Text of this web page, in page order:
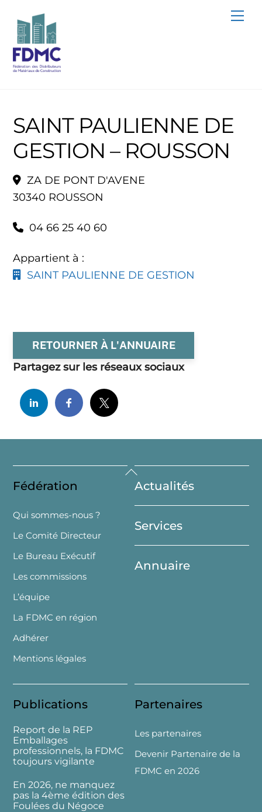
content
SAINT PAULIENNE DE
GESTION – ROUSSON
ZA DE PONT D'AVENE
30340 ROUSSON
04 66 25 40 60
Appartient à :
SAINT PAULIENNE DE GESTION
RETOURNER À L'ANNUAIRE
Partagez sur les réseaux sociaux
Back
To
Top
Fédération
Qui sommes-nous ?
Le Comité Directeur
Le Bureau Exécutif
Les commissions
L’équipe
La FDMC en région
Adhérer
Mentions légales
Actualités
Services
Annuaire
Publications
Report de la REP
Emballages
professionnels, la FDMC
toujours vigilante
En 2026, ne manquez
pas la 4ème édition des
Foulées du Négoce
Partenaires
Les partenaires
Devenir Partenaire de la
FDMC en 2026